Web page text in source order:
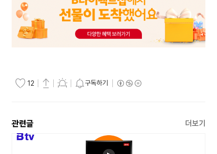
12 구독하기
관련글 더보기